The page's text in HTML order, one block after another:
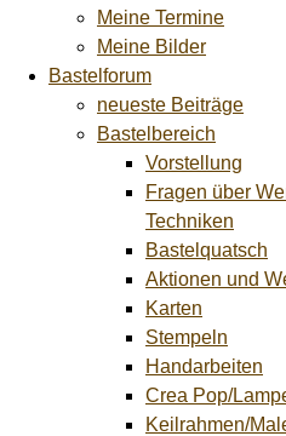
Meine Termine
Meine Bilder
Bastelforum
neueste Beiträge
Bastelbereich
Vorstellung
Fragen über
Techniken
Bastelquatsch
Aktionen und
Karten
Stempeln
Handarbeiten
Crea Pop/
Keilrahmen/